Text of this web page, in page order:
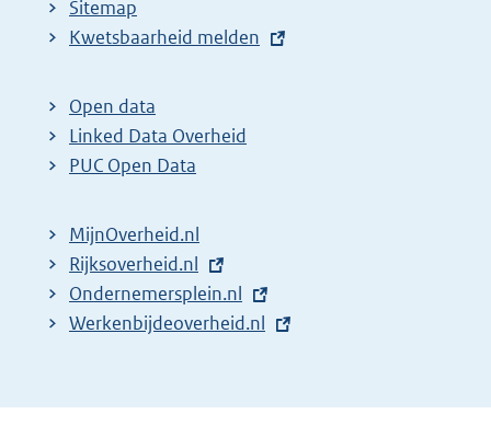
Sitemap
E
t
e
r
l
i
n
k
Kwetsbaarheid melden
Open data
Linked Data Overheid
PUC Open Data
MijnOverheid.nl
E
x
t
n
Rijksoverheid.nl
E
x
r
Ondernemersplein.nl
E
e
Werkenbijdeoverheid.nl